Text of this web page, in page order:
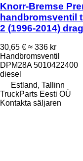
Knorr-Bremse
handbromsventil
2 (1996-2014)
30,65 € ≈ 336 kr
Handbromsventil
DPM28A 5010422400
diesel
Estland, Tallinn
TruckParts Eesti OÜ
Kontakta säljaren